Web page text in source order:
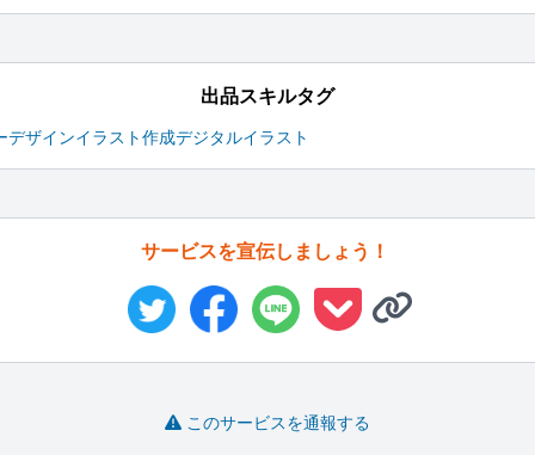
出品スキルタグ
デザインイラスト作成デジタルイラスト
サービスを宣伝しましょう！
このサービスを通報する